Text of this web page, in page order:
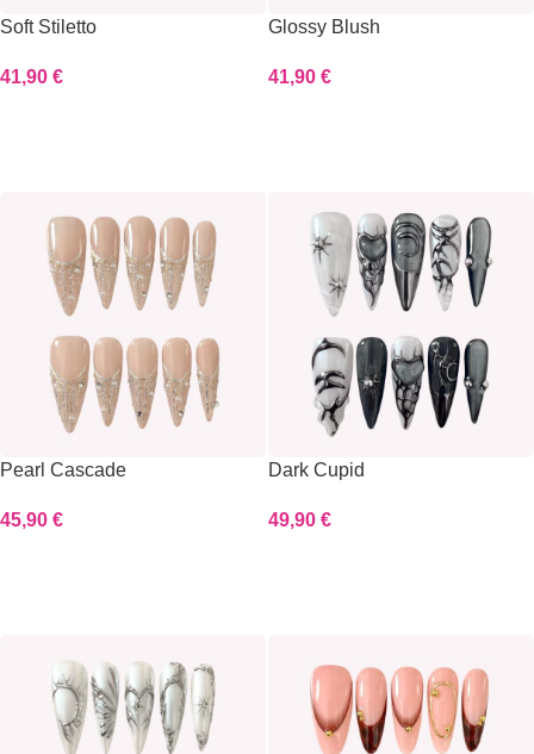
Soft Stiletto
41,90 €
Glossy Blush
41,90 €
Pearl Cascade
45,90 €
Dark Cupid
49,90 €